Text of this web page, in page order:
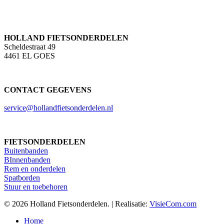
HOLLAND FIETSONDERDELEN
Scheldestraat 49
4461 EL GOES
CONTACT GEGEVENS
service@hollandfietsonderdelen.nl
FIETSONDERDELEN
Buitenbanden
BInnenbanden
Rem en onderdelen
Spatborden
Stuur en toebehoren
© 2026 Holland Fietsonderdelen. | Realisatie: VisieCom.com
Close
Home